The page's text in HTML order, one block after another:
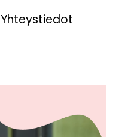
Yhteystiedot